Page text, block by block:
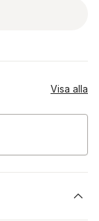
Visa alla